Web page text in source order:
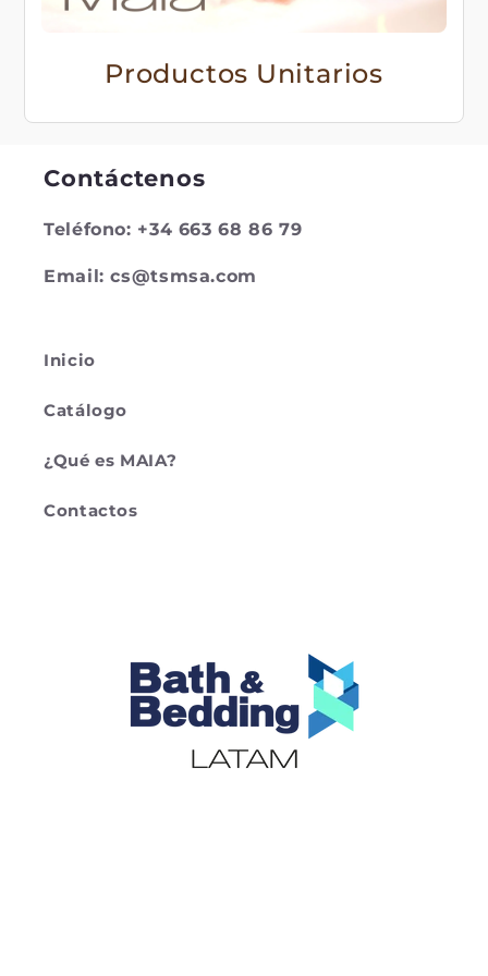
Productos Unitarios
Contáctenos
Teléfono: +34 663 68 86 79
Email: cs@tsmsa.com
Inicio
Catálogo
¿Qué es MAIA?
Contactos